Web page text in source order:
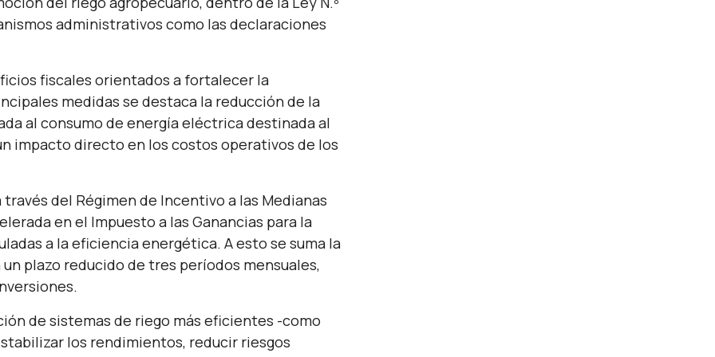
administrativos como las declaraciones
fiscales orientados a fortalecer la
medidas se destaca la reducción de la
al consumo de energía eléctrica destinada al
impacto directo en los costos operativos de los
del Régimen de Incentivo a las Medianas
en el Impuesto a las Ganancias para la
a la eficiencia energética. A esto se suma la
plazo reducido de tres períodos mensuales,
de sistemas de riego más eficientes -como
los rendimientos, reducir riesgos